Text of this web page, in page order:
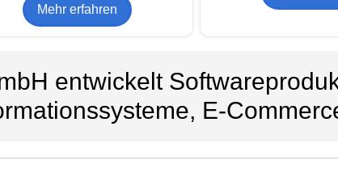
Mehr erfahren
entwickelt
E-